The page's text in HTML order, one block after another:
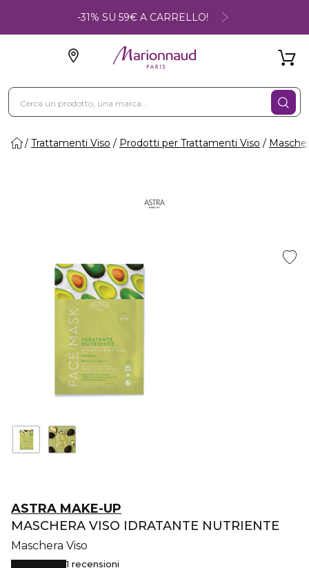
-31% SU 59€ A CARRELLO!
Trattamenti Viso Prodotti per Trattamenti Viso
ASTRA MAKE-UP
MASCHERA VISO IDRATANTE NUTRIENTE
Maschera Viso
1 recensioni